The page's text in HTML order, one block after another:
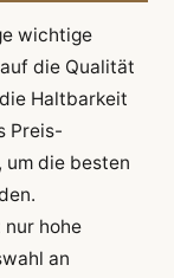
wichtige
die Qualität
Haltbarkeit
Preis-
die besten
hohe
an